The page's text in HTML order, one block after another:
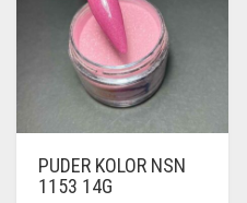
PUDER KOLOR NSN
1153 14G